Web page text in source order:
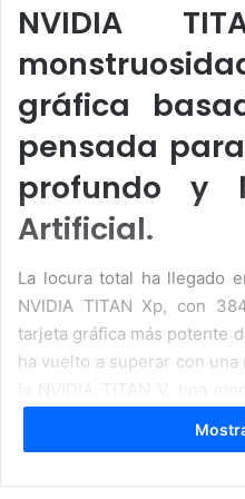
NVIDIA
gráfica
pensada
profundo y
Artificial.
La locura total ha llegado
NVIDIA TITAN Xp, con
tarjeta gráfica más potente
ha vuelto a superar con
La TITAN Xp es un hibrido